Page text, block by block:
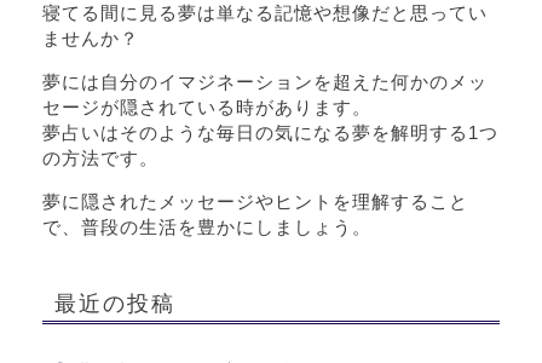
寝てる間に見る夢は単なる記憶や想像だと思ってい
ませんか？
夢には自分のイマジネーションを超えた何かのメッ
セージが隠されている時があります。
夢占いはそのような毎日の気になる夢を解明する1つ
の方法です。
夢に隠されたメッセージやヒントを理解すること
で、普段の生活を豊かにしましょう。
最近の投稿